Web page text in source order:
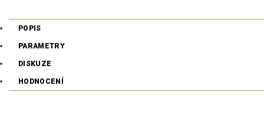
POPIS
PARAMETRY
DISKUZE
HODNOCENÍ